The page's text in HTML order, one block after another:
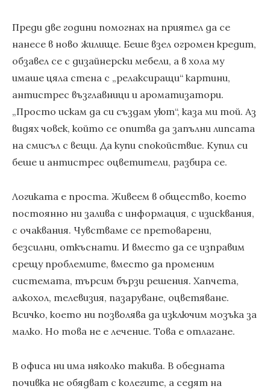
Преди две години помогнах на приятел да се
нанесе в ново жилище. Беше взел огромен кредит,
обзавел се с дизайнерски мебели, а в хола му
имаше цяла стена с „релаксиращи“ картини,
антистрес възглавници и ароматизатори.
„Просто искам да си създам уют“, каза ми той. Аз
видях човек, който се опитва да запълни липсата
на смисъл с вещи. Да купи спокойствие. Купил си
беше и антистрес оцветители, разбира се.
Логиката е проста. Живеем в общество, което
постоянно ни залива с информация, с изисквания,
с очаквания. Чувстваме се претоварени,
безсилни, откъснати. И вместо да се изправим
срещу проблемите, вместо да променим
системата, търсим бързи решения. Хапчета,
алкохол, телевизия, пазаруване, оцветяване.
Всичко, което ни позволява да изключим мозъка за
малко. Но това не е лечение. Това е отлагане.
В офиса ни има няколко такива. В обедната
почивка не обядват с колегите, а седят на